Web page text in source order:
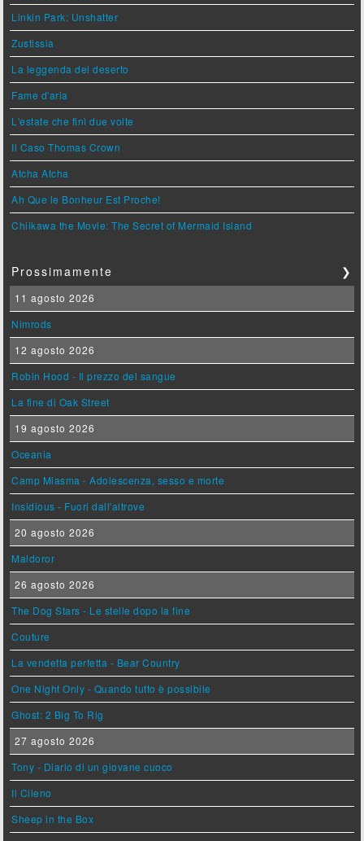
Linkin Park: Unshatter
Zustissia
La leggenda del deserto
Fame d'aria
L'estate che finì due volte
Il Caso Thomas Crown
Atcha Atcha
Ah Que le Bonheur Est Proche!
Chiikawa the Movie: The Secret of Mermaid Island
Prossimamente ❯
11 agosto 2026
Nimrods
12 agosto 2026
Robin Hood - Il prezzo del sangue
La fine di Oak Street
19 agosto 2026
Oceania
Camp Miasma - Adolescenza, sesso e morte
Insidious - Fuori dall'altrove
20 agosto 2026
Maldoror
26 agosto 2026
The Dog Stars - Le stelle dopo la fine
Couture
La vendetta perfetta - Bear Country
One Night Only - Quando tutto è possibile
Ghost: 2 Big To Rig
27 agosto 2026
Tony - Diario di un giovane cuoco
Il Cileno
Sheep in the Box